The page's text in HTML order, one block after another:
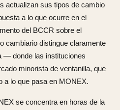
actualizan sus tipos de cambio
a lo que ocurre en el
del BCCR sobre el
cambiario distingue claramente
— donde las instituciones
minorista de ventanilla, que
a lo que pasa en MONEX.
se concentra en horas de la